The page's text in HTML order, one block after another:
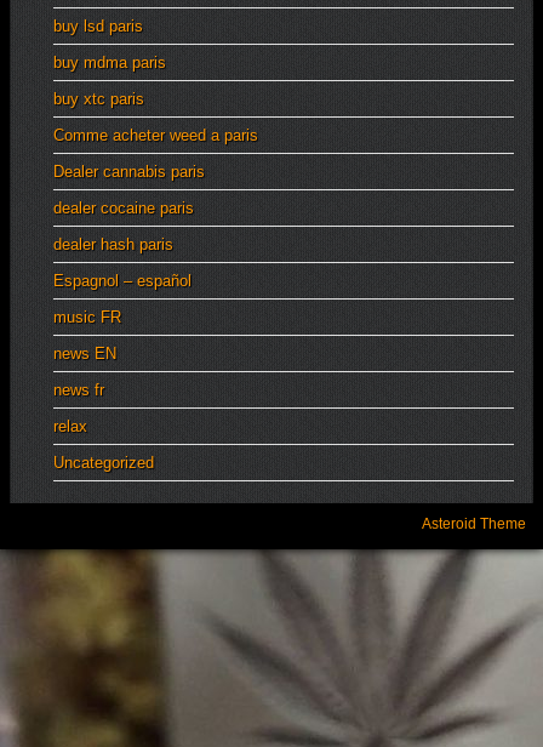
buy lsd paris
buy mdma paris
buy xtc paris
Comme acheter weed a paris
Dealer cannabis paris
dealer cocaine paris
dealer hash paris
Espagnol – español
music FR
news EN
news fr
relax
Uncategorized
Asteroid Theme